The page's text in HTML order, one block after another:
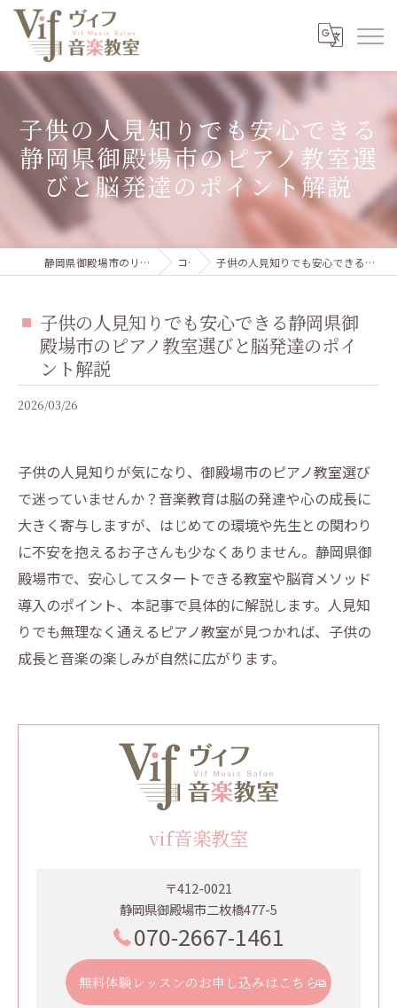
子供の人見知りでも安心できる
静岡県御殿場市のピアノ教室選
びと脳発達のポイント解説
静岡県御殿場市のリトミック・ピアノ教室ならvif音楽教室 コラム 子供の人見知りでも安心できる静岡県御殿場市のピアノ教室選びと脳発達のポイント解説
子供の人見知りでも安心できる静岡県御
殿場市のピアノ教室選びと脳発達のポイ
ント解説
2026/03/26
子供の人見知りが気になり、御殿場市のピアノ教室選び
で迷っていませんか？音楽教育は脳の発達や心の成長に
大きく寄与しますが、はじめての環境や先生との関わり
に不安を抱えるお子さんも少なくありません。静岡県御
殿場市で、安心してスタートできる教室や脳育メソッド
導入のポイント、本記事で具体的に解説します。人見知
りでも無理なく通えるピアノ教室が見つかれば、子供の
成長と音楽の楽しみが自然に広がります。
vif音楽教室
〒412-0021
静岡県御殿場市二枚橋477-5
070-2667-1461
無料体験レッスンのお申し込みはこちら